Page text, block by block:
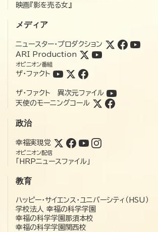
映画『影を売る女』
メディア
ニュースター・プロダクション
ARI Production
オピニオン番組
ザ・ファクト
ザ・ファクト 異次元ファイル
天使のモーニングコール
政治
幸福実現党
オピニオン配信
「HRPニュースファイル」
教育
ハッピー・サイエンス・ユニバーシティ（HSU）
学校法人 幸福の科学学園
幸福の科学学園那須本校
幸福の科学学園関西校